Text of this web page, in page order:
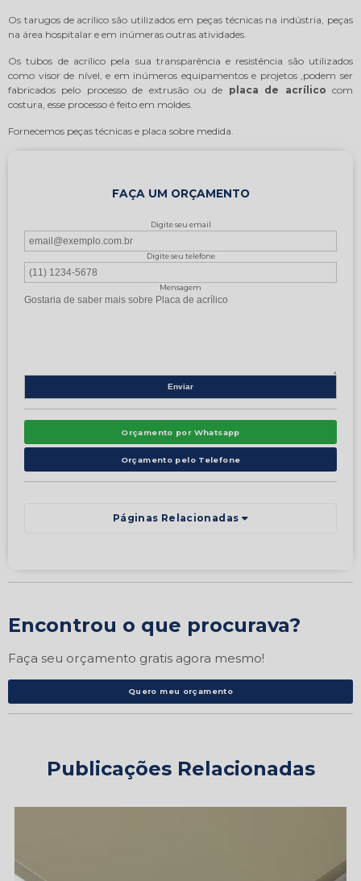
Os tarugos de acrílico são utilizados em peças técnicas na indústria, peças
na área hospitalar e em inúmeras outras atividades.
Os tubos de acrílico pela sua transparência e resistência são utilizados
como visor de nível, e em inúmeros equipamentos e projetos ,podem ser
fabricados pelo processo de extrusão ou de placa de acrílico com
costura, esse processo é feito em moldes.
Fornecemos peças técnicas e placa sobre medida.
FAÇA UM ORÇAMENTO
Digite seu email
Digite seu telefone
Mensagem
Orçamento por Whatsapp
Orçamento pelo Telefone
Páginas Relacionadas
Encontrou o que procurava?
Faça seu orçamento gratis agora mesmo!
Quero meu orçamento
Publicações Relacionadas